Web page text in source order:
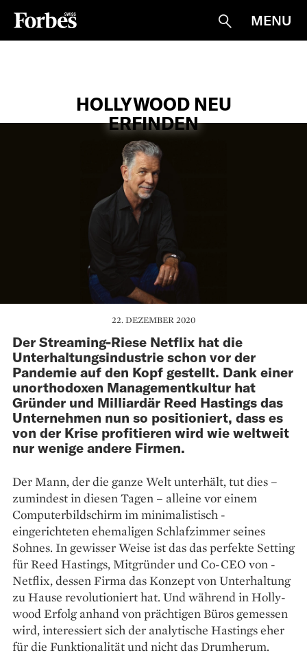
Suche
MENU
HOLLYWOOD NEU
ERFINDEN
22. DEZEMBER 2020
Der Streaming-Riese Netflix hat die
Unterhaltungsindustrie schon vor der
Pandemie auf den Kopf gestellt. Dank einer
unorthodoxen Managementkultur hat
Gründer und Milliardär Reed Hastings das
Unternehmen nun so positioniert, dass es
von der Krise profitieren wird wie weltweit
nur wenige andere Firmen.
Der Mann, der die ganze Welt unterhält, tut dies –
zumindest in diesen Tagen – alleine vor einem
Computerbildschirm im minimalistisch ­
eingerichteten ehemaligen Schlafzimmer seines
Sohnes. In gewisser Weise ist das das perfekte Setting
für Reed Hastings, Mitgründer und Co-CEO von ­
Netflix, dessen Firma das Konzept von Unterhaltung
zu Hause revolutioniert hat. Und während in Holly­
wood Erfolg anhand von prächtigen Büros gemessen
wird, interessiert sich der analy­tische Hastings eher
für die Funktionalität und nicht das Drumherum.